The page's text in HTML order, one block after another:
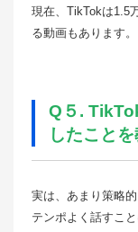
現在、TikTokは1.5
る動画もあります。
Q５.
したことを
実は、あまり策略
テンポよく話すこ